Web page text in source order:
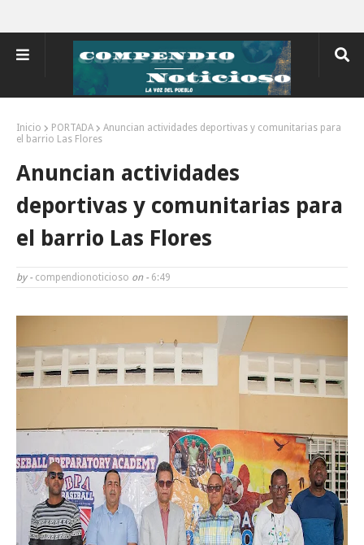
Inicio PORTADA
Anuncian actividades deportivas y comunitarias para
el barrio Las Flores
Anuncian actividades
deportivas y comunitarias para
el barrio Las Flores
by - compendionoticioso on - 6:49